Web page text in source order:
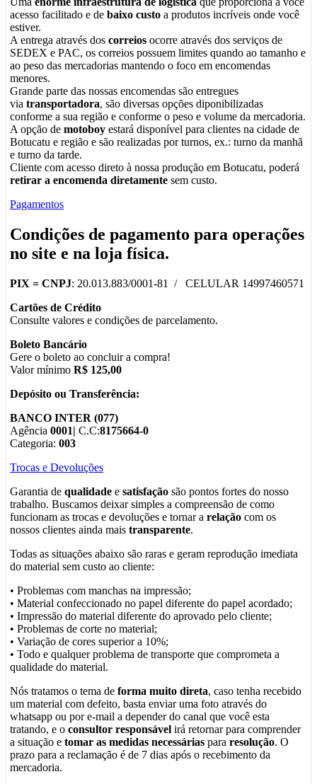
acesso facilitado e de baixo custo a produtos incríveis onde você
estiver.
A entrega através dos correios ocorre através dos serviços de
SEDEX e PAC, os correios possuem limites quando ao tamanho e
ao peso das mercadorias mantendo o foco em encomendas
menores.
Grande parte das nossas encomendas são entregues
via transportadora, são diversas opções diponibilizadas
conforme a sua região e conforme o peso e volume da mercadoria.
A opção de motoboy estará disponível para clientes na cidade de
Botucatu e região e são realizadas por turnos, ex.: turno da manhã
e turno da tarde.
Cliente com acesso direto à nossa produção em Botucatu, poderá
retirar a encomenda diretamente sem custo.
Pagamentos
Condições de pagamento para operações
no site e na loja física.
PIX = CNPJ: 20.013.883/0001-81 / CELULAR 14997460571
Cartões de Crédito
Consulte valores e condições de parcelamento.
Boleto Bancário
Gere o boleto ao concluir a compra!
Valor mínimo R$ 125,00
Depósito ou Transferência:
BANCO INTER (077)
Agência 0001| C.C:8175664-0
Categoria: 003
Trocas e Devoluções
Garantia de qualidade e satisfação são pontos fortes do nosso
trabalho. Buscamos deixar simples a compreensão de como
funcionam as trocas e devoluções e tornar a relação com os
nossos clientes ainda mais transparente.
Todas as situações abaixo são raras e geram reprodução imediata
do material sem custo ao cliente:
• Problemas com manchas na impressão;
• Material confeccionado no papel diferente do papel acordado;
• Impressão do material diferente do aprovado pelo cliente;
• Problemas de corte no material;
• Variação de cores superior a 10%;
• Todo e qualquer problema de transporte que comprometa a
qualidade do material.
Nós tratamos o tema de forma muito direta, caso tenha recebido
um material com defeito, basta enviar uma foto através do
whatsapp ou por e-mail a depender do canal que você esta
tratando, e o consultor responsável irá retornar para comprender
a situação e tomar as medidas necessárias para resolução. O
prazo para a reclamação é de 7 dias após o recebimento da
mercadoria.